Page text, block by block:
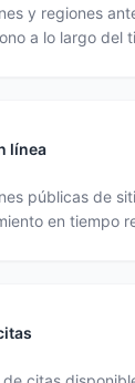
y regiones
a lo largo del
línea
públicas de
en tiempo